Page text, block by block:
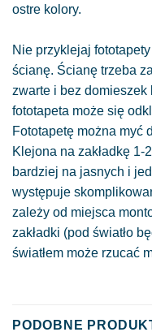
ostre kolory.
Nie przyklejaj
ścianę. Ścianę trzeba
zwarte i bez domieszek
fototapeta może się
Fototapetę można myć
Klejona na zakładkę 1-
bardziej na jasnych i
występuje
zależy od miejsca
zakładki (pod światło
światłem może rzucać
PODOBNE